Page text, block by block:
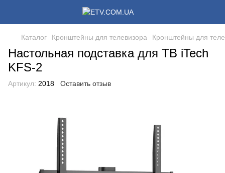
Каталог Кронштейны для телевизора Кронштейны для
Настольная подставка для ТВ iTech
KFS-2
Артикул: 2018 Оставить отзыв